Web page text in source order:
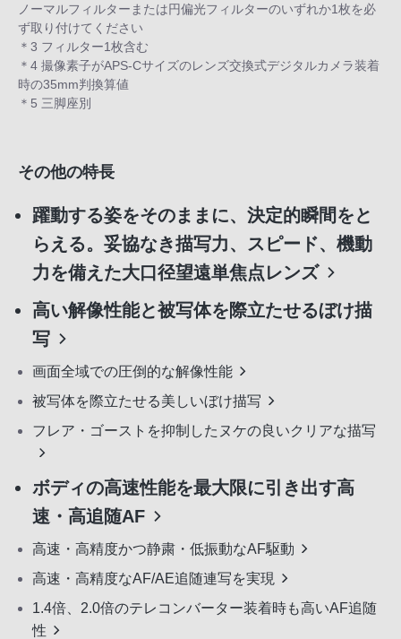
ノーマルフィルターまたは円偏光フィルターのいずれか1枚を必
ず取り付けてください
＊3 フィルター1枚含む
＊4 撮像素子がAPS-Cサイズのレンズ交換式デジタルカメラ装着
時の35mm判換算値
＊5 三脚座別
その他の特長
躍動する姿をそのままに、決定的瞬間をと
らえる。妥協なき描写力、スピード、機動
力を備えた大口径望遠単焦点レンズ
高い解像性能と被写体を際立たせるぼけ描
写
画面全域での圧倒的な解像性能
被写体を際立たせる美しいぼけ描写
フレア・ゴーストを抑制したヌケの良いクリアな描写
ボディの高速性能を最大限に引き出す高
速・高追随AF
高速・高精度かつ静粛・低振動なAF駆動
高速・高精度なAF/AE追随連写を実現
1.4倍、2.0倍のテレコンバーター装着時も高いAF追随
性